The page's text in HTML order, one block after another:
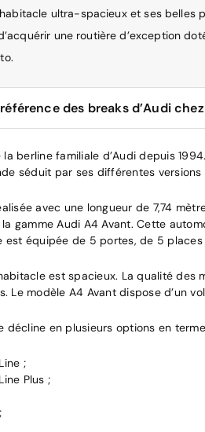
habitacle ultra-spacieux et ses
une routière d’exception
des breaks d’Audi
berline familiale d’Audi depuis
séduit par ses différentes
avec une longueur de 7,74
gamme Audi A4 Avant. Cette
est équipée de 5 portes, de 5
est spacieux. La qualité
Le modèle A4 Avant dispose d’un
décline en plusieurs options en
;
Plus ;